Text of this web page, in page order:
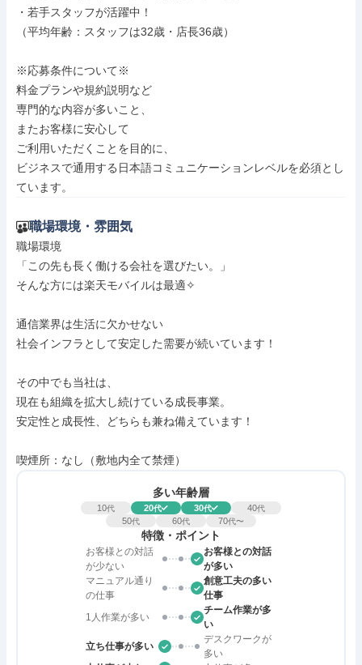
・若手スタッフが活躍中！
（平均年齢：スタッフは32歳・店長36歳）
※応募条件について※
料金プランや規約説明など
専門的な内容が多いこと、
またお客様に安心して
ご利用いただくことを目的に、
ビジネスで通用する日本語コミュニケーションレベルを必須とし
ています。
職場環境・雰囲気
職場環境
「この先も長く働ける会社を選びたい。」
そんな方には楽天モバイルは最適✧
通信業界は生活に欠かせない
社会インフラとして安定した需要が続いています！
その中でも当社は、
現在も組織を拡大し続けている成長事業。
安定性と成長性、どちらも兼ね備えています！
喫煙所：なし（敷地内全て禁煙）
多い年齢層
10代 20代 30代 40代
50代 60代 70代〜
特徴・ポイント
お客様との対話
が少ない
お客様との対話
が多い
マニュアル通り
の仕事
創意工夫の多い
仕事
1人作業が多い
チーム作業が多
い
立ち仕事が多い
デスクワークが
多い